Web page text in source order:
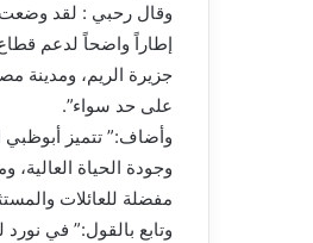
إطاراً واضحاً لدعم
جزيرة الريم، ومدينة
على حد سواء”.
وأضاف:” تتميز أبوظبي
وجودة الحياة العالية،
مفضلة للعائلات
وتابع بالقول:” في